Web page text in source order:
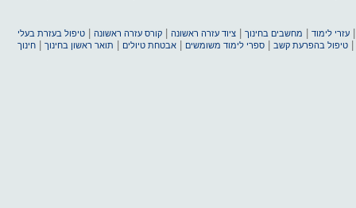
עזרי לימוד מחשבים בחינוך |ציוד עזרה ראשונה |קורס עזרה ראשונה |טיפול בעזרת בעלי
|טיפול בהפרעת קשב |ספרי לימוד משומשים |אבטחת טיולים תואר ראשון בחינוך |חינוך